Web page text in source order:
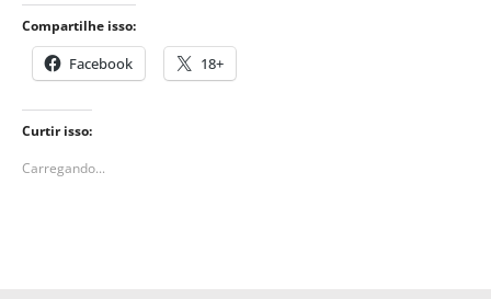
Compartilhe isso:
Facebook 18+
Curtir isso:
Carregando...